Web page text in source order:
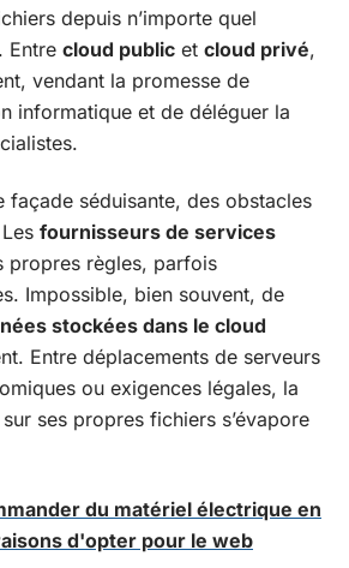
depuis n’importe quel
Entre cloud public et cloud privé,
vendant la promesse de
informatique et de déléguer la
façade séduisante, des obstacles
fournisseurs de services
propres règles, parfois
Impossible, bien souvent, de
stockées dans le cloud
Entre déplacements de serveurs
ou exigences légales, la
ses propres fichiers s’évapore
du matériel électrique en
d'opter pour le web